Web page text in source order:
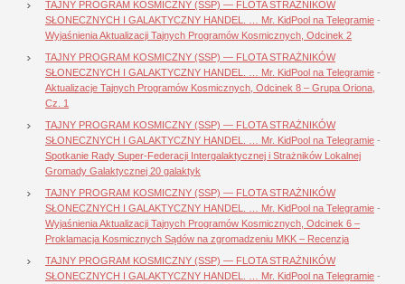
TAJNY PROGRAM KOSMICZNY (SSP) — FLOTA STRAŻNIKÓW
SŁONECZNYCH I GALAKTYCZNY HANDEL. … Mr. KidPool na Telegramie -
Wyjaśnienia Aktualizacji Tajnych Programów Kosmicznych, Odcinek 2
TAJNY PROGRAM KOSMICZNY (SSP) — FLOTA STRAŻNIKÓW
SŁONECZNYCH I GALAKTYCZNY HANDEL. … Mr. KidPool na Telegramie -
Aktualizacje Tajnych Programów Kosmicznych, Odcinek 8 – Grupa Oriona,
Cz. 1
TAJNY PROGRAM KOSMICZNY (SSP) — FLOTA STRAŻNIKÓW
SŁONECZNYCH I GALAKTYCZNY HANDEL. … Mr. KidPool na Telegramie -
Spotkanie Rady Super-Federacji Intergalaktycznej i Strażników Lokalnej
Gromady Galaktycznej 20 galaktyk
TAJNY PROGRAM KOSMICZNY (SSP) — FLOTA STRAŻNIKÓW
SŁONECZNYCH I GALAKTYCZNY HANDEL. … Mr. KidPool na Telegramie -
Wyjaśnienia Aktualizacji Tajnych Programów Kosmicznych, Odcinek 6 –
Proklamacja Kosmicznych Sądów na zgromadzeniu MKK – Recenzja
TAJNY PROGRAM KOSMICZNY (SSP) — FLOTA STRAŻNIKÓW
SŁONECZNYCH I GALAKTYCZNY HANDEL. … Mr. KidPool na Telegramie -